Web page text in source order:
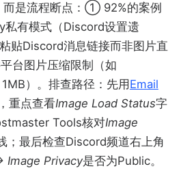
而是流程断点：① 92%的案例
有模式（Discord设置遗
贴Discord消息链接而非图片直
台图片压缩限制（如
）。排查路径：先用 Email
重点查看Image Load Status字
Tools核对Image
；最后检查Discord频道右上角
Image Privacy是否为Public。